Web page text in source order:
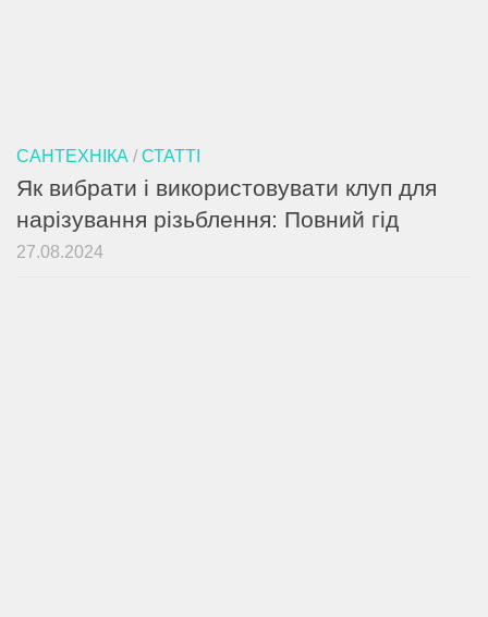
САНТЕХНІКА / СТАТТІ
Як вибрати і використовувати клуп для
нарізування різьблення: Повний гід
27.08.2024